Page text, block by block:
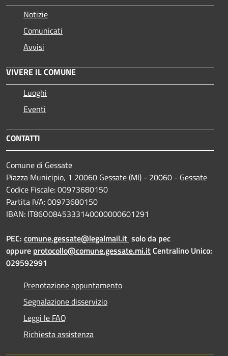
Notizie
Comunicati
Avvisi
VIVERE IL COMUNE
Luoghi
Eventi
CONTATTI
Comune di Gessate
Piazza Municipio, 1 20060 Gessate (MI) - 20060 - Gessate
Codice Fiscale: 00973680150
Partita IVA: 00973680150
IBAN: IT86O0845333140000000601291
PEC: comune.gessate@legalmail.it solo da pec
oppure protocollo@comune.gessate.mi.itCentralino Unico:
029592991
Prenotazione appuntamento
Segnalazione disservizio
Leggi le FAQ
Richiesta assistenza